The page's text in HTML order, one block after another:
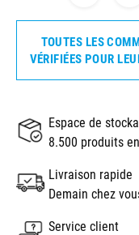
TOUTES LES
VÉRIFIÉES POUR
Espace de
8.500 produits
Livraison rapide
Demain chez
Service client